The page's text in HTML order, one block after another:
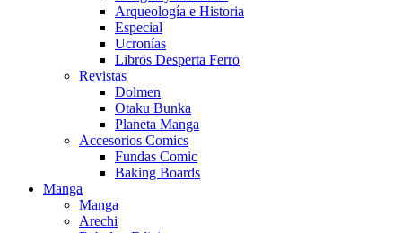
Arqueología e Historia
Especial
Ucronías
Libros Desperta Ferro
Revistas
Dolmen
Otaku Bunka
Planeta Manga
Accesorios Comics
Fundas Comic
Baking Boards
Manga
Manga
Arechi